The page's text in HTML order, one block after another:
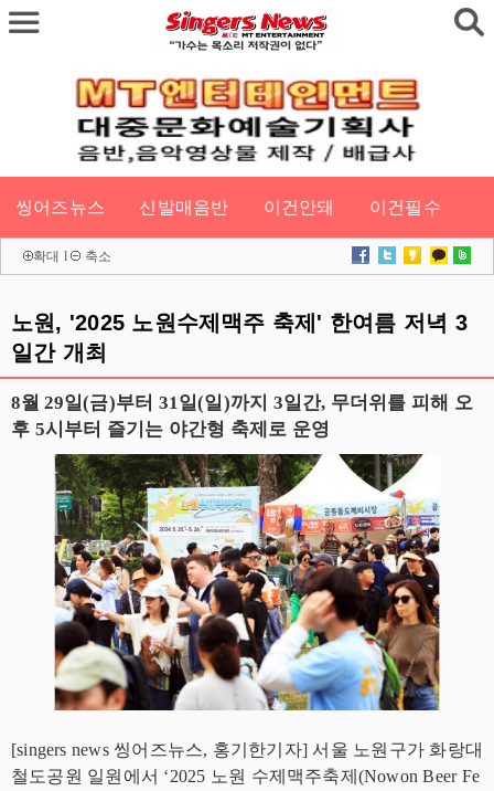
씽어즈뉴스 신발매음반 이건안돼 이건필수
확대 l 축소
노원, '2025 노원수제맥주 축제' 한여름 저녁 3
일간 개최
8월 29일(금)부터 31일(일)까지 3일간, 무더위를 피해 오
후 5시부터 즐기는 야간형 축제로 운영
[singers news 씽어즈뉴스, 홍기한기자] 서울 노원구가 화랑대
철도공원 일원에서 ‘2025 노원 수제맥주축제(Nowon Beer Fe